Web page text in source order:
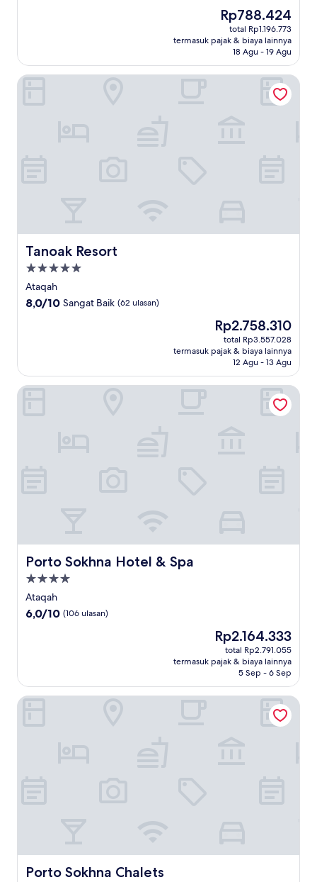
Harga
sekarang
Rp788.424
Rp788.424
total Rp1.196.773
termasuk pajak & biaya lainnya
18 Agu - 19 Agu
Tanoak Resort
Tanoak Resort
Properti
bintang
5.0
Ataqah
8.0
ulasan)
8,0/10 Sangat Baik (62 ulasan)
Harga
sekarang
Rp2.758.310
Rp2.758.310
total Rp3.557.028
termasuk pajak & biaya lainnya
12 Agu - 13 Agu
Tanoak Resort
Porto Sokhna Hotel & Spa
Porto Sokhna Hotel & Spa
Properti
bintang
4.0
Ataqah
6.0
6,0/10 (106 ulasan)
Harga
sekarang
Rp2.164.333
Rp2.164.333
total Rp2.791.055
termasuk pajak & biaya lainnya
5 Sep - 6 Sep
Porto Sokhna Hotel & Spa
Porto Sokhna Chalets
Porto Sokhna Chalets
Porto Sokhna Chalets